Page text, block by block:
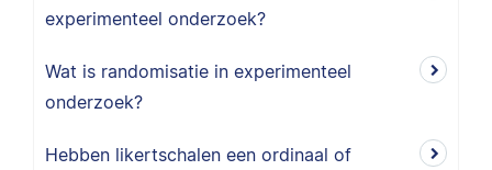
experimenteel onderzoek?
Wat is randomisatie in experimenteel
onderzoek?
Hebben likertschalen een ordinaal of